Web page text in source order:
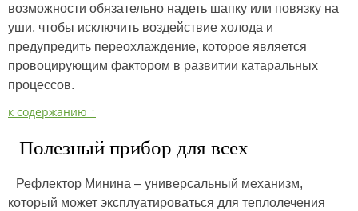
возможности обязательно надеть шапку или повязку на
уши, чтобы исключить воздействие холода и
предупредить переохлаждение, которое является
провоцирующим фактором в развитии катаральных
процессов.
к содержанию ↑
Полезный прибор для всех
Рефлектор Минина – универсальный механизм,
который может эксплуатироваться для теплолечения